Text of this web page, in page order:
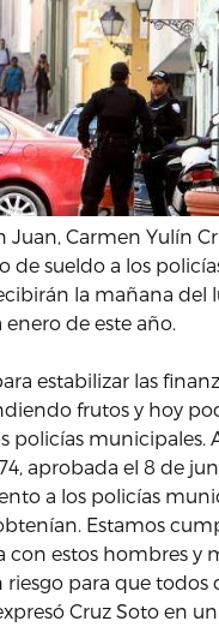
Juan, Carmen Yulín
de sueldo a los
la mañana del
de este año.
estabilizar las
frutos y hoy
policías municipales.
aprobada el 8 de
a los policías
Estamos
con estos hombres y
riesgo para que todos
Cruz Soto en un